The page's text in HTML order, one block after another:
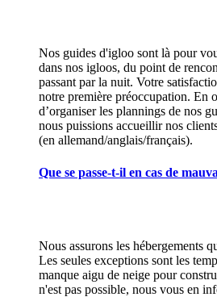
Nos guides d'igloo sont là pour
dans nos igloos, du point de
passant par la nuit. Votre
notre première préoccupation. En
d’organiser les plannings de nos
nous puissions accueillir nos
(en allemand/anglais/français).
Que se passe-t-il en cas de
Nous assurons les hébergements
Les seules exceptions sont les
manque aigu de neige pour
n'est pas possible, nous vous en